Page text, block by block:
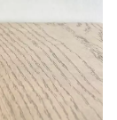
。
イと軽い飲